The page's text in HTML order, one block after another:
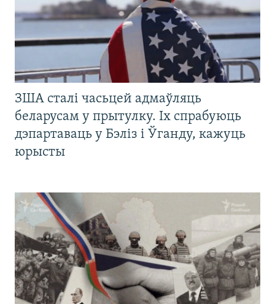
ЗША сталі часьцей адмаўляць
беларусам у прытулку. Іх спрабуюць
дэпартаваць у Бэліз і Ўганду, кажуць
юрысты